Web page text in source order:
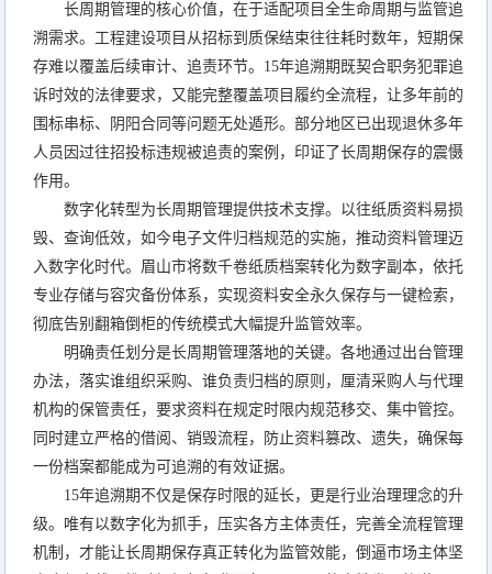
长周期管理的核心价值，在于适配项目全生命周期与监管追
溯需求。工程建设项目从招标到质保结束往往耗时数年，短期保
存难以覆盖后续审计、追责环节。15年追溯期既契合职务犯罪追
诉时效的法律要求，又能完整覆盖项目履约全流程，让多年前的
围标串标、阴阳合同等问题无处遁形。部分地区已出现退休多年
人员因过往招投标违规被追责的案例，印证了长周期保存的震慑
作用。
数字化转型为长周期管理提供技术支撑。以往纸质资料易损
毁、查询低效，如今电子文件归档规范的实施，推动资料管理迈
入数字化时代。眉山市将数千卷纸质档案转化为数字副本，依托
专业存储与容灾备份体系，实现资料安全永久保存与一键检索，
彻底告别翻箱倒柜的传统模式大幅提升监管效率。
明确责任划分是长周期管理落地的关键。各地通过出台管理
办法，落实谁组织采购、谁负责归档的原则，厘清采购人与代理
机构的保管责任，要求资料在规定时限内规范移交、集中管控。
同时建立严格的借阅、销毁流程，防止资料篡改、遗失，确保每
一份档案都能成为可追溯的有效证据。
15年追溯期不仅是保存时限的延长，更是行业治理理念的升
级。唯有以数字化为抓手，压实各方主体责任，完善全流程管理
机制，才能让长周期保存真正转化为监管效能，倒逼市场主体坚